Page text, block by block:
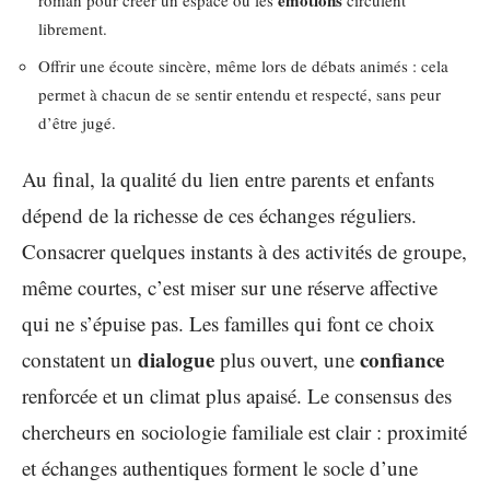
librement.
Offrir une écoute sincère, même lors de débats animés : cela
permet à chacun de se sentir entendu et respecté, sans peur
d’être jugé.
Au final, la qualité du lien entre parents et enfants
dépend de la richesse de ces échanges réguliers.
Consacrer quelques instants à des activités de groupe,
même courtes, c’est miser sur une réserve affective
qui ne s’épuise pas. Les familles qui font ce choix
constatent un dialogue plus ouvert, une confiance
renforcée et un climat plus apaisé. Le consensus des
chercheurs en sociologie familiale est clair : proximité
et échanges authentiques forment le socle d’une